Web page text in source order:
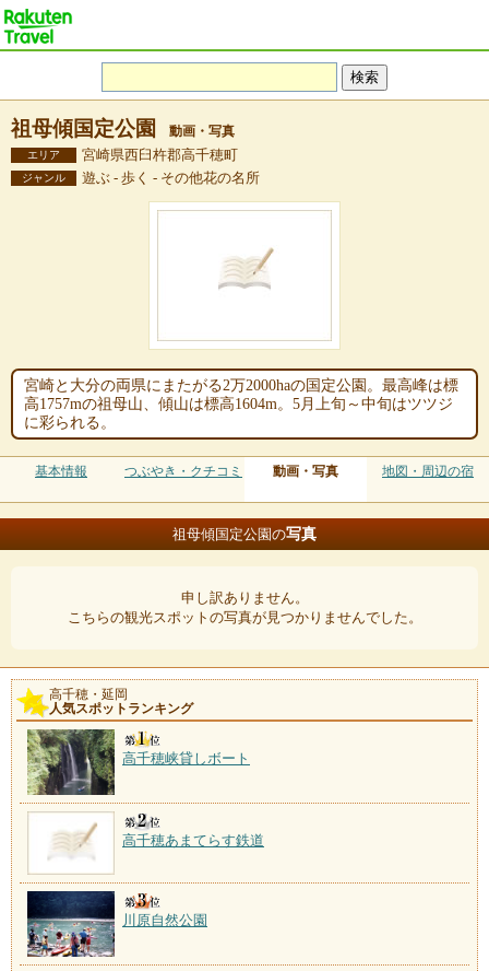
祖母傾国定公園 動画・写真
エリア 宮崎県西臼杵郡高千穂町
ジャンル 遊ぶ - 歩く - その他花の名所
宮崎と大分の両県にまたがる2万2000haの国定公園。最高峰は標
高1757mの祖母山、傾山は標高1604m。5月上旬～中旬はツツジ
に彩られる。
基本情報 つぶやき・クチコミ 動画・写真 地図・周辺の宿
祖母傾国定公園の写真
申し訳ありません。
こちらの観光スポットの写真が見つかりませんでした。
高千穂・延岡
人気スポットランキング
高千穂峡貸しボート
高千穂あまてらす鉄道
川原自然公園